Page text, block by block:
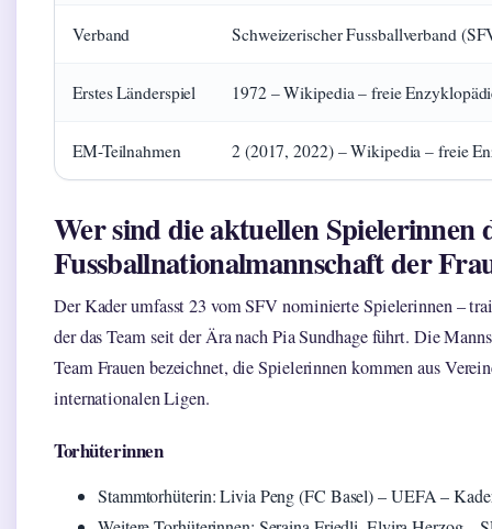
Verband Schweizerischer Fussballverband
Erstes Länderspiel 1972 – Wikipedia – freie
EM-Teilnahmen 2 (2017, 2022) – Wikipedia – freie
Wer sind die aktuellen Spielerinnen
Fussballnationalmannschaft der
Der Kader umfasst 23 vom SFV nominierte Spielerinnen –
der das Team seit der Ära nach Pia Sundhage führt. Die
Team Frauen bezeichnet, die Spielerinnen kommen aus
internationalen Ligen.
Torhüterinnen
Stammtorhüterin: Livia Peng (FC Basel) – UEFA –